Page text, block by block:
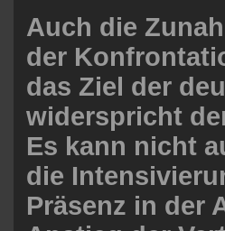
Auch die
der
das Ziel der
widerspricht
Es kann nicht
die
Präsenz in der